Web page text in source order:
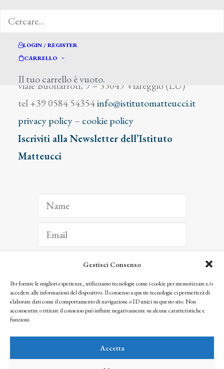
Gestisci Consenso
Per fornire le migliori esperienze, utilizziamo tecnologie come i cookie per memorizzare e/o
accedere alle informazioni del dispositivo. Il consenso a queste tecnologie ci permetterà di
elaborare dati come il comportamento di navigazione o ID unici su questo sito. Non
acconsentire o ritirare il consenso può influire negativamente su alcune caratteristiche e
funzioni.
Accetta
LOGIN / REGISTER
CARRELLO
Il tuo carrello è vuoto.
viale Buonarroti, 9 – 55049 Viareggio (LU)
tel +39 0584 54354info@istitutomatteucci.it
privacy policy– cookie policy
Iscriviti alla Newsletter dell’Istituto
Matteucci
ISCRIVITI
Facendo clic per iscriverti, riconosci che le tue informazioni saranno trattate
seguendo la nostra Privacy Policy
© 2025 Istituto Matteucci. All right reserved
l’autorizzazione scritta dei proprietari dei diritti e dell’Istituto Matteucci